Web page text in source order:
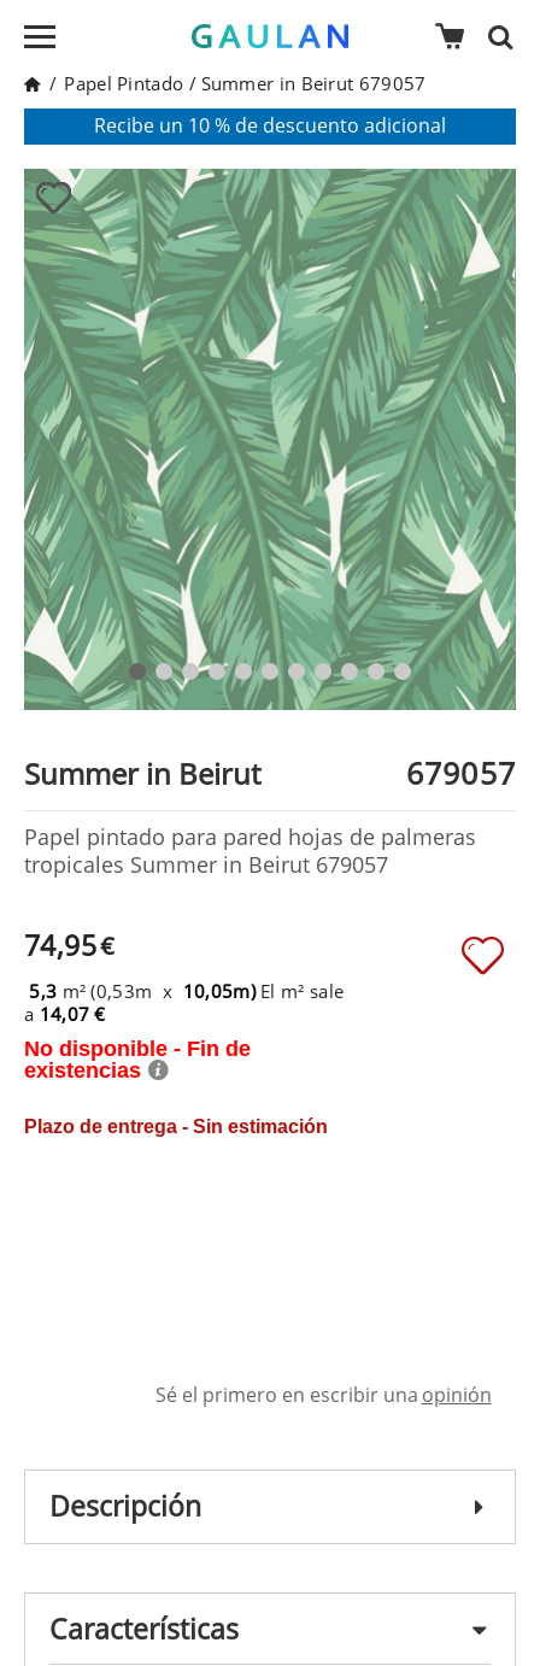
/ Papel Pintado / Summer in Beirut 679057
Pon en tu cesta el código:AGOSTO2026
Recibe un 10 % de descuento adicional
* Válido para pedidos superiores a 120€
Summer in Beirut 679057
Papel pintado para pared hojas de palmeras
tropicales Summer in Beirut 679057
74,95€
5,3 m² (0,53m x 10,05m) El m² sale
a 14,07 €
No disponible - Fin de
existencias
Plazo de entrega - Sin estimación
Sé el primero en escribir una opinión
Descripción
Características